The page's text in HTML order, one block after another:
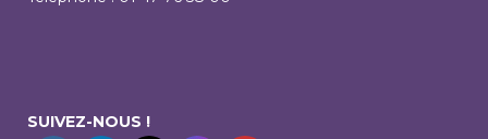
SUIVEZ-NOUS !